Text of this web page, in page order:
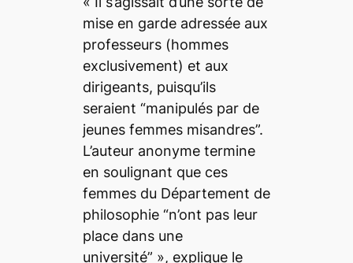
mise en garde adressée aux
professeurs (hommes
exclusivement) et aux
dirigeants, puisqu’ils
seraient “manipulés par de
jeunes femmes misandres”.
L’auteur anonyme termine
en soulignant que ces
femmes du Département de
philosophie “n’ont pas leur
place dans une
université” », explique le